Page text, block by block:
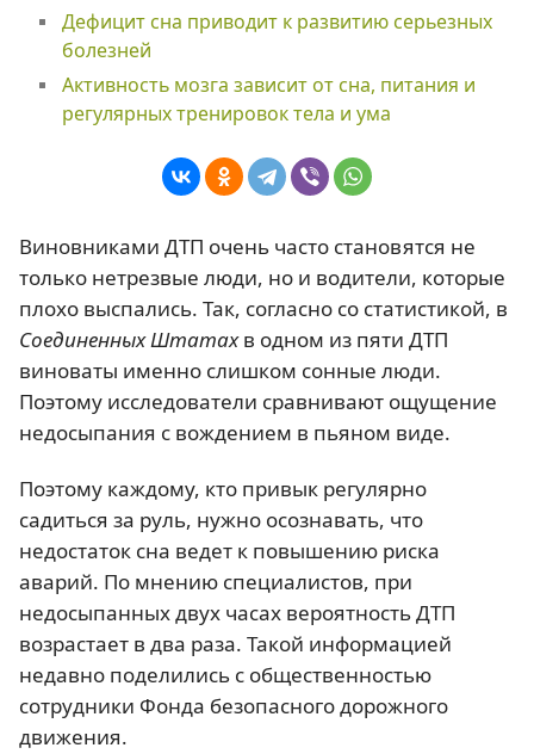
Дефицит сна приводит к развитию серьезных
болезней
Активность мозга зависит от сна, питания и
регулярных тренировок тела и ума
Виновниками ДТП очень часто становятся не
только нетрезвые люди, но и водители, которые
плохо выспались. Так, согласно со статистикой, в
Соединенных Штатахв одном из пяти ДТП
виноваты именно слишком сонные люди.
Поэтому исследователи сравнивают ощущение
недосыпания с вождением в пьяном виде.
Поэтому каждому, кто привык регулярно
садиться за руль, нужно осознавать, что
недостаток сна ведет к повышению риска
аварий. По мнению специалистов, при
недосыпанных двух часах вероятность ДТП
возрастает в два раза. Такой информацией
недавно поделились с общественностью
сотрудники Фонда безопасного дорожного
движения.